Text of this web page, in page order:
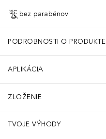
bez parabénov
PODROBNOSTI O PRODUKTE
APLIKÁCIA
ZLOŽENIE
TVOJE VÝHODY